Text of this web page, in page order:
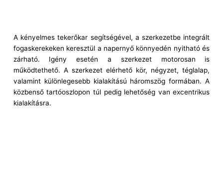
A kényelmes tekerőkar segítségével, a szerkezetbe integrált
fogaskerekeken keresztül a napernyő könnyedén nyitható és
zárható. Igény esetén a szerkezet motorosan is
működtethető. A szerkezet elérhető kör, négyzet, téglalap,
valamint különlegesebb kialakítású háromszög formában. A
közbenső tartóoszlopon túl pedig lehetőség van excentrikus
kialakításra.